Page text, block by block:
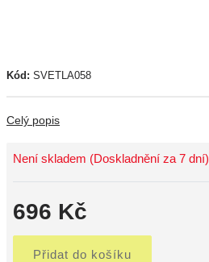
Kód: SVETLA058
Celý popis
Není skladem (Doskladnění za 7 dní)
696 Kč
Přidat do košíku